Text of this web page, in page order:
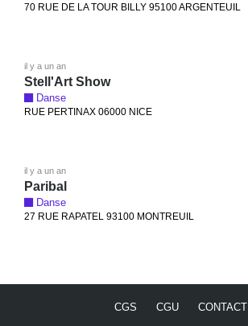
70 RUE DE LA TOUR BILLY 95100 ARGENTEUIL
il y a un an
Stell'Art Show
Danse
RUE PERTINAX 06000 NICE
il y a un an
Paribal
Danse
27 RUE RAPATEL 93100 MONTREUIL
CGS CGU CONTACT